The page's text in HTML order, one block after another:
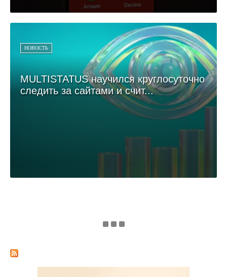
НОВОСТЬ
MULTISTATUS научился круглосуточно
следить за сайтами и счит...